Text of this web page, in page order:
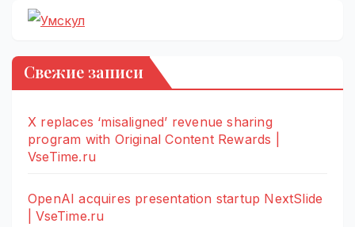
Свежие записи
X replaces ‘misaligned’ revenue sharing
program with Original Content Rewards |
VseTime.ru
OpenAI acquires presentation startup NextSlide
| VseTime.ru